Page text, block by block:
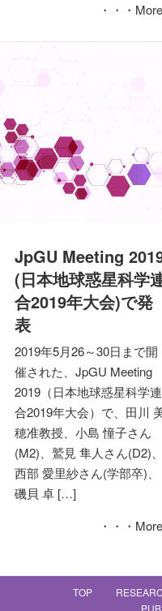
・・・
JpGU Meeting
(日本地球惑星科学
合2019年大会)で発
表
2019年5月26～30日まで開
催された、JpGU Meeting
2019（日本地球惑星科学連
合2019年大会）で、田川
穂准教授、小島 憧子さん
(M2)、鷲見 隼人さん(D2)、
西部 愛里紗さん(学部卒)、
磯貝 卓 […]
・・・
TOP